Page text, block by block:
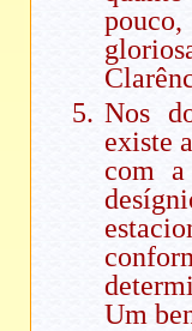
Nos
existe
com a
Um